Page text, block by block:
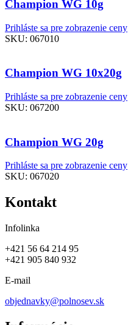
Champion WG 10g
Prihláste sa pre zobrazenie ceny
SKU: 067010
Champion WG 10x20g
Prihláste sa pre zobrazenie ceny
SKU: 067200
Champion WG 20g
Prihláste sa pre zobrazenie ceny
SKU: 067020
Kontakt
Infolinka
+421 56 64 214 95
+421 905 840 932
E-mail
objednavky@polnosev.sk